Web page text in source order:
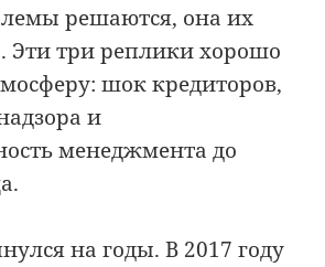
решаются, она их
Эти три реплики хорошо
шок кредиторов,
и
менеджмента до
на годы. В 2017 году